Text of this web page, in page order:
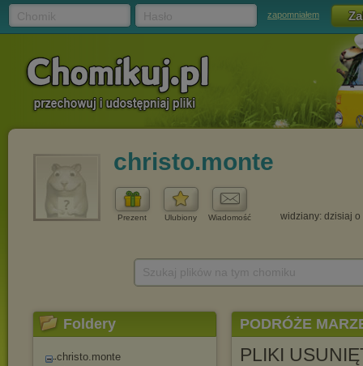
zapomniałem
christo.monte
Prezent Ulubiony Wiadomość widziany: dzisiaj o
Foldery
christo.monte
PODRÓŻE
PLIKI